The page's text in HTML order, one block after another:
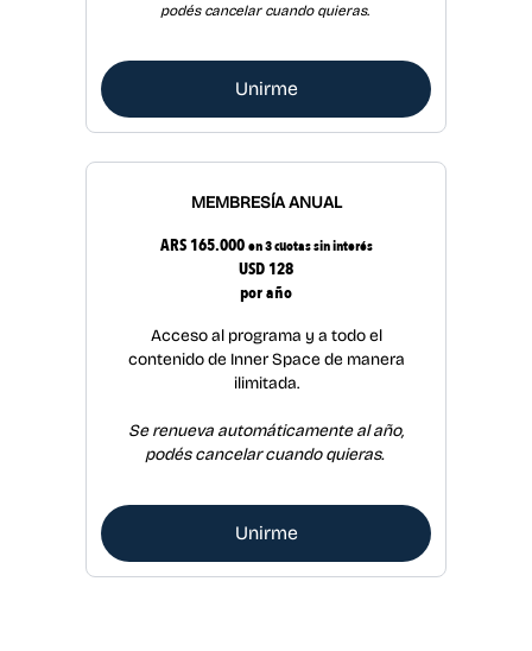
podés cancelar cuando quieras.
Unirme
MEMBRESÍA ANUAL
ARS 165.000en 3 cuotas sin interés
USD 128
por año
Acceso al programa y a todo el
contenido de Inner Space de manera
ilimitada.
Se renueva automáticamente al año,
podés cancelar cuando quieras.
Unirme